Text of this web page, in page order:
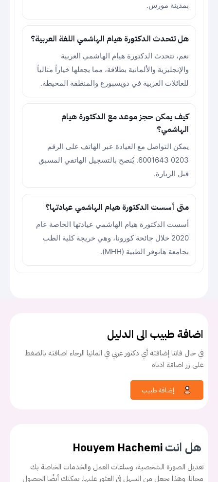
بمدينة مورس.
هل تتحدث الدكتورة هيام الهاشمي اللغة العربية؟
نعم، تتحدث الدكتورة هيام الهاشمي العربية
والإنجليزية والألمانية بطلاقة، مما يجعلها خياراً مثالياً
للعائلات العربية في دويسبورغ والمنطقة المحيطة.
كيف يمكن حجز موعد مع الدكتورة هيام
الهاشمي؟
يمكن التواصل مع العيادة عبر الهاتف على الرقم
0203 6001643. يُنصح بالتسجيل الهاتفي المسبق
قبل الزيارة.
متى أسست الدكتورة هيام الهاشمي عيادتها؟
أسست الدكتورة هيام الهاشمي عيادتها الخاصة عام
2020 خلال جائحة كورونا، وهي خريجة كلية الطب
بجامعة هانوفر الطبية (MHH).
اضافة طبيب الى الدليل
في حال فاتنا إضافته أي دكتور عربي في المانيا الرجاء اضافته بالضغط
على زر اضافة ادناه
هل انتHouyem Hachemi
تعديل الصورة الشخصية، وساعات العمل والخدمات الخاصة بك
مجانا. وهذا يجعل من السهل في العثور عليها. يمكنك أيضًا الحصول